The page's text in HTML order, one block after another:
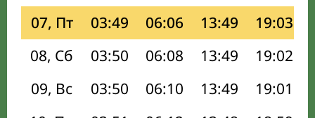
07, Пт
03:49 06:06 13:49 19:03
08, Сб
03:50 06:08 13:49 19:02
09, Вс
03:50 06:10 13:49 19:01